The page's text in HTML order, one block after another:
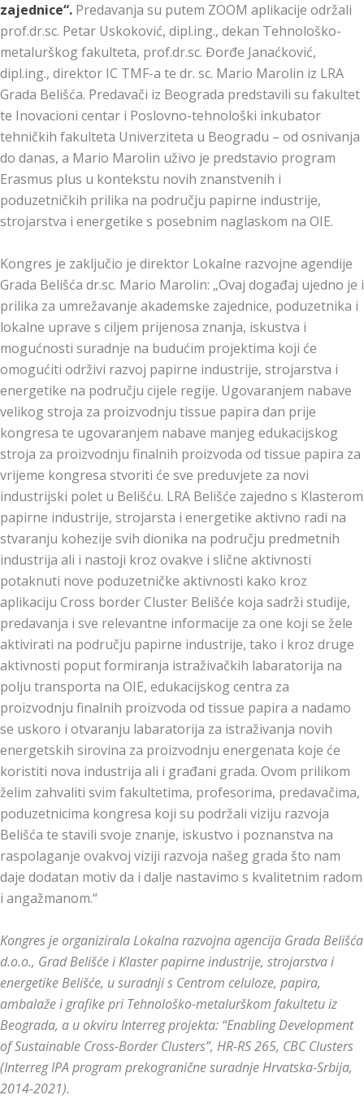
zajednice“. Predavanja su putem ZOOM aplikacije održali
prof.dr.sc. Petar Uskoković, dipl.ing., dekan Tehnološko-
metalurškog fakulteta, prof.dr.sc. Đorđe Janaćković,
dipl.ing., direktor IC TMF-a te dr. sc. Mario Marolin iz LRA
Grada Belišća. Predavači iz Beograda predstavili su fakultet
te Inovacioni centar i Poslovno-tehnološki inkubator
tehničkih fakulteta Univerziteta u Beogradu – od osnivanja
do danas, a Mario Marolin uživo je predstavio program
Erasmus plus u kontekstu novih znanstvenih i
poduzetničkih prilika na području papirne industrije,
strojarstva i energetike s posebnim naglaskom na OIE.
Kongres je zaključio je direktor Lokalne razvojne agendije
Grada Belišća dr.sc. Mario Marolin: „Ovaj događaj ujedno je i
prilika za umrežavanje akademske zajednice, poduzetnika i
lokalne uprave s ciljem prijenosa znanja, iskustva i
mogućnosti suradnje na budućim projektima koji će
omogućiti održivi razvoj papirne industrije, strojarstva i
energetike na području cijele regije. Ugovaranjem nabave
velikog stroja za proizvodnju tissue papira dan prije
kongresa te ugovaranjem nabave manjeg edukacijskog
stroja za proizvodnju finalnih proizvoda od tissue papira za
vrijeme kongresa stvoriti će sve preduvjete za novi
industrijski polet u Belišću. LRA Belišće zajedno s Klasterom
papirne industrije, strojarsta i energetike aktivno radi na
stvaranju kohezije svih dionika na području predmetnih
industrija ali i nastoji kroz ovakve i slične aktivnosti
potaknuti nove poduzetničke aktivnosti kako kroz
aplikaciju Cross border Cluster Belišće koja sadrži studije,
predavanja i sve relevantne informacije za one koji se žele
aktivirati na području papirne industrije, tako i kroz druge
aktivnosti poput formiranja istraživačkih labaratorija na
polju transporta na OIE, edukacijskog centra za
proizvodnju finalnih proizvoda od tissue papira a nadamo
se uskoro i otvaranju labaratorija za istraživanja novih
energetskih sirovina za proizvodnju energenata koje će
koristiti nova industrija ali i građani grada. Ovom prilikom
želim zahvaliti svim fakultetima, profesorima, predavačima,
poduzetnicima kongresa koji su podržali viziju razvoja
Belišća te stavili svoje znanje, iskustvo i poznanstva na
raspolaganje ovakvoj viziji razvoja našeg grada što nam
daje dodatan motiv da i dalje nastavimo s kvalitetnim radom
i angažmanom.“
Kongres je organizirala Lokalna razvojna agencija Grada Belišća
d.o.o., Grad Belišće i Klaster papirne industrije, strojarstva i
energetike Belišće, u suradnji s Centrom celuloze, papira,
ambalaže i grafike pri Tehnološko-metalurškom fakultetu iz
Beograda, a u okviru Interreg projekta: “Enabling Development
of Sustainable Cross-Border Clusters”, HR-RS 265, CBC Clusters
(Interreg IPA program prekogranične suradnje Hrvatska-Srbija,
2014-2021).